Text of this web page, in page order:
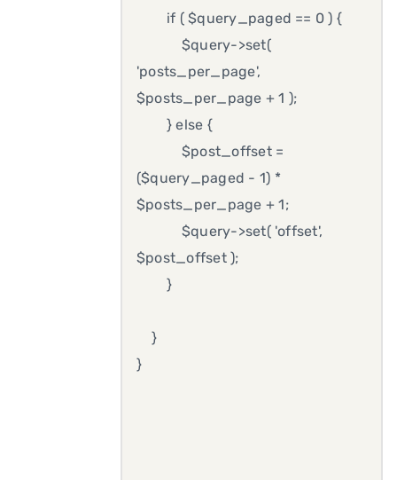
if ( $query_paged == 0 ) {
$query->set(
'posts_per_page',
$posts_per_page + 1 );
} else {
$post_offset =
($query_paged - 1) *
$posts_per_page + 1;
$query->set( 'offset',
$post_offset );
}
}
}